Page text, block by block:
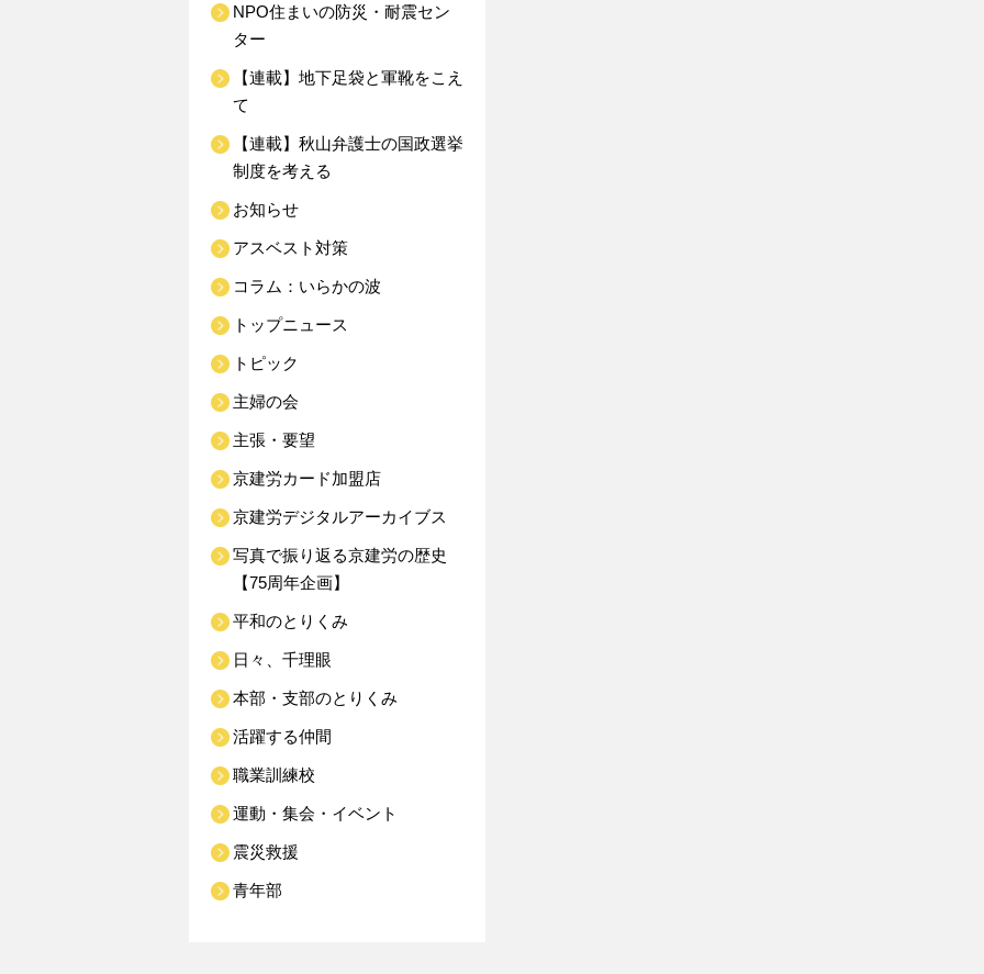
NPO住まいの防災・耐震セン
ター
【連載】地下足袋と軍靴をこえ
て
【連載】秋山弁護士の国政選挙
制度を考える
お知らせ
アスベスト対策
コラム：いらかの波
トップニュース
トピック
主婦の会
主張・要望
京建労カード加盟店
京建労デジタルアーカイブス
写真で振り返る京建労の歴史
【75周年企画】
平和のとりくみ
日々、千理眼
本部・支部のとりくみ
活躍する仲間
職業訓練校
運動・集会・イベント
震災救援
青年部